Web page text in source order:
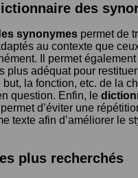
des
synonymes permet de
au contexte que
Il permet
plus adéquat pour
la fonction, etc. de la
question. Enfin, le
permet d’éviter une
texte afin d’améliorer le
plus recherchés